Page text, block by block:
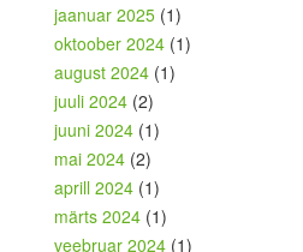
jaanuar 2025 (1)
oktoober 2024 (1)
august 2024 (1)
juuli 2024 (2)
juuni 2024 (1)
mai 2024 (2)
aprill 2024 (1)
märts 2024 (1)
veebruar 2024 (1)